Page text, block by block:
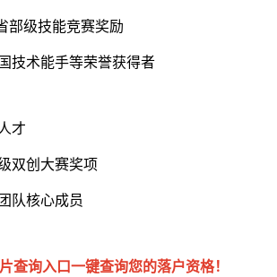
部级技能竞赛奖励
技术能手等荣誉获得者
才
双创大赛奖项
队核心成员
查询入口一键查询您的落户资格！